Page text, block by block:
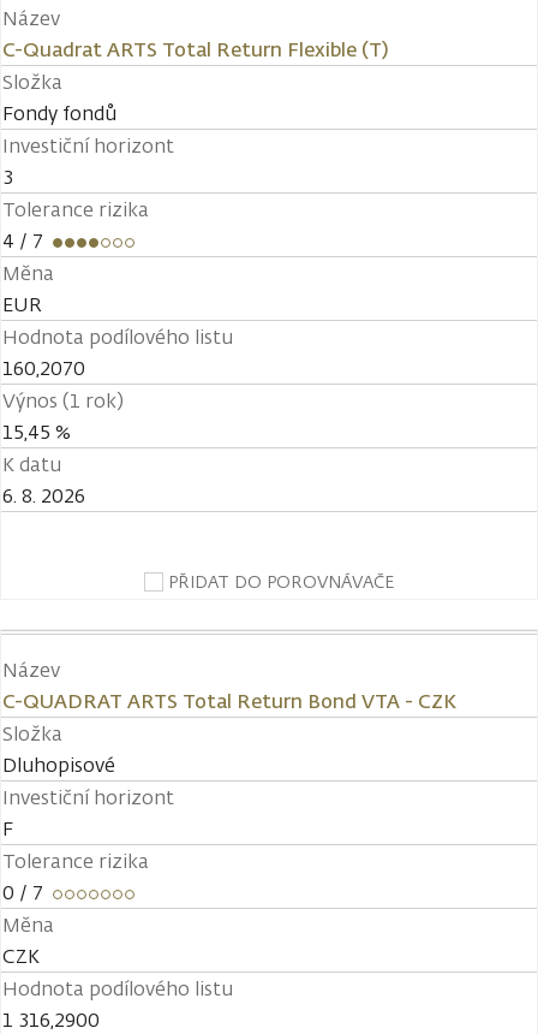
Název
C-Quadrat ARTS Total Return Flexible (T)
Složka
Fondy fondů
Investiční horizont
3
Tolerance rizika
4 / 7
Měna
EUR
Hodnota podílového listu
160,2070
Výnos (1 rok)
15,45 %
K datu
6. 8. 2026
PŘIDAT DO POROVNÁVAČE
Název
C-QUADRAT ARTS Total Return Bond VTA - CZK
Složka
Dluhopisové
Investiční horizont
F
Tolerance rizika
0 / 7
Měna
CZK
Hodnota podílového listu
1 316,2900